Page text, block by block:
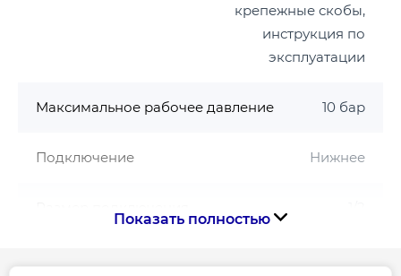
крепежные скобы,
инструкция по
эксплуатации
Максимальное рабочее давление 10 бар
Подключение Нижнее
Показать полностью